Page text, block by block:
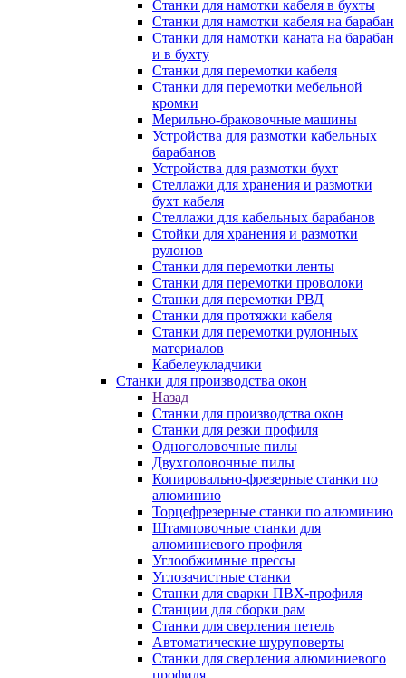
Станки для намотки кабеля в бухты
Станки для намотки кабеля на барабан
Станки для намотки каната на барабан
и в бухту
Станки для перемотки кабеля
Станки для перемотки мебельной
кромки
Мерильно-браковочные машины
Устройства для размотки кабельных
барабанов
Устройства для размотки бухт
Стеллажи для хранения и размотки
бухт кабеля
Стеллажи для кабельных барабанов
Стойки для хранения и размотки
рулонов
Станки для перемотки ленты
Станки для перемотки проволоки
Станки для перемотки РВД
Станки для протяжки кабеля
Станки для перемотки рулонных
материалов
Кабелеукладчики
Станки для производства окон
Назад
Станки для производства окон
Станки для резки профиля
Одноголовочные пилы
Двухголовочные пилы
Копировально-фрезерные станки по
алюминию
Торцефрезерные станки по алюминию
Штамповочные станки для
алюминиевого профиля
Углообжимные прессы
Углозачистные станки
Станки для сварки ПВХ-профиля
Станции для сборки рам
Станки для сверления петель
Автоматические шуруповерты
Станки для сверления алюминиевого
профиля